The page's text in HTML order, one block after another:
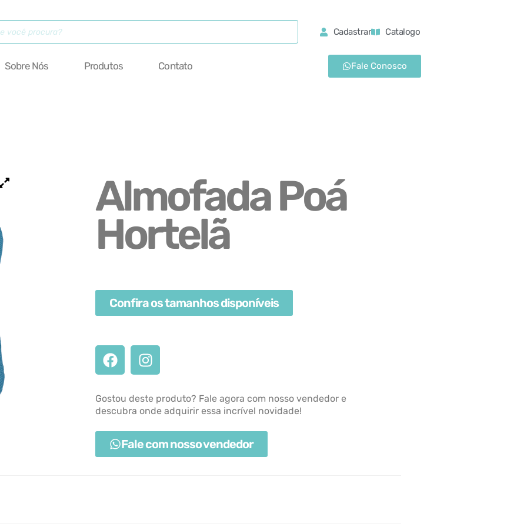
Cadastrar Catalogo
Sobre Nós Produtos Contato Fale Conosco
Almofada Poá
Hortelã
Confira os tamanhos disponíveis
Gostou deste produto? Fale agora com nosso vendedor e
descubra onde adquirir essa incrível novidade!
Fale com nosso vendedor